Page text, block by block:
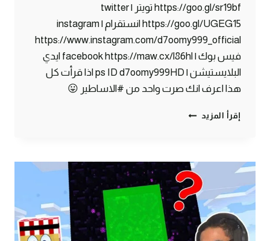
https://goo.gl/sr19bf تويتر | twitter
https://goo.gl/UGEG15 انستقرام | instagram
https://www.instagram.com/d7oomy999_official
فيس بوك | facebook https://maw.cx/l86hl ايدي
البلايستيشن | ps ID d7oomy999HD اذا قرأت كل
هذا اعرف انك صرت واحد من #الاساطير 😛
إقرأ المزيد ماين
قلعة
النذر
المرعبة
!